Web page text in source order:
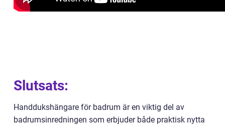
Slutsats:
Handdukshängare för badrum är en viktig del av
badrumsinredningen som erbjuder både praktisk nytta